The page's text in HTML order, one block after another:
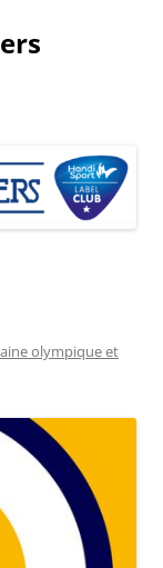
olympique et